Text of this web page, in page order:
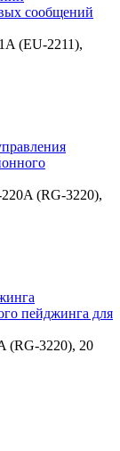
сообщений
(EU-2211),
(RG-3220),
пейджинга для
(RG-3220), 20